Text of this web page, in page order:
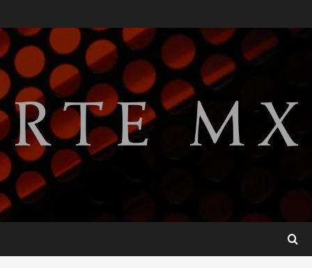
2
intensas, granizo y calor
extremo para este 7 de
agosto 7, 2026
3
Internacional
Christopher Landau
desmiente artículo de
Foreign Policy sobre visita a
Islas Salomón
buscado por Interpol